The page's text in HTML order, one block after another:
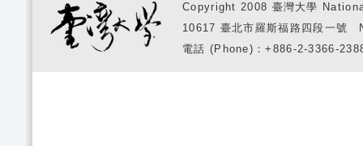
Copyright 2008 臺灣大學
10617 臺北市羅斯福路四段一
電話 (Phone)：+886-2-3366-